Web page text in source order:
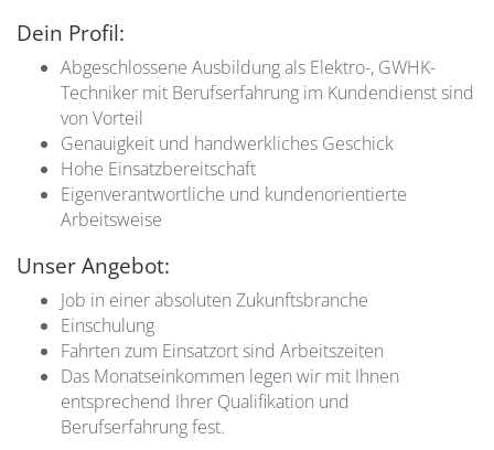
Dein Profil:
Abgeschlossene Ausbildung als Elektro-, GWHK-
Techniker mit Berufserfahrung im Kundendienst sind
von Vorteil
Genauigkeit und handwerkliches Geschick
Hohe Einsatzbereitschaft
Eigenverantwortliche und kundenorientierte
Arbeitsweise
Unser Angebot:
Job in einer absoluten Zukunftsbranche
Einschulung
Fahrten zum Einsatzort sind Arbeitszeiten
Das Monatseinkommen legen wir mit Ihnen
entsprechend Ihrer Qualifikation und
Berufserfahrung fest.